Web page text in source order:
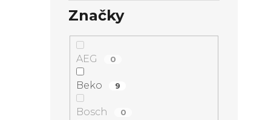
Značky
AEG 0
Beko 9
Bosch 0